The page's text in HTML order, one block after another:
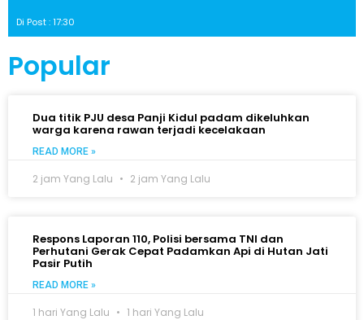
Di Post : 17:30
Popular
Dua titik PJU desa Panji Kidul padam dikeluhkan
warga karena rawan terjadi kecelakaan
READ MORE »
2 jam Yang Lalu 2 jam Yang Lalu
Respons Laporan 110, Polisi bersama TNI dan
Perhutani Gerak Cepat Padamkan Api di Hutan Jati
Pasir Putih
READ MORE »
1 hari Yang Lalu 1 hari Yang Lalu